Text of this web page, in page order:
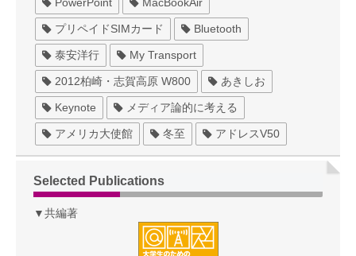
PowerPoint MacBookAir
プリペイドSIMカード Bluetooth
泰安洋行 My Transport
2012柏崎・志賀高原 W800 あきしお
Keynote メディア論的に考える
アメリカ大使館 冬至 アドレスV50
Selected Publications
▼共編著